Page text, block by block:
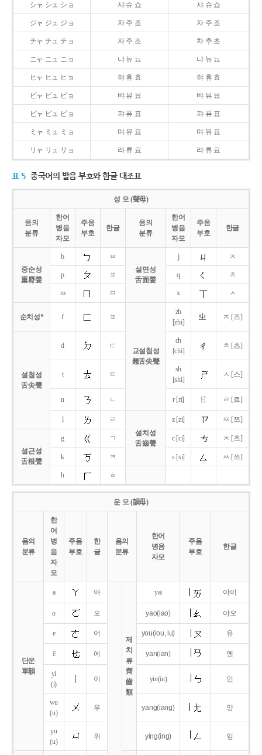
シャ シュ ショ 샤 슈 쇼 샤 슈 쇼
ジャ ジュ ジョ 자 주 조 자 주 조
チャ チュ チョ 자 주 조 차 추 초
ニャ ニュ ニョ 냐 뉴 뇨 냐 뉴 뇨
ヒャ ヒュ ヒョ 햐 휴 효 햐 휴 효
ビャ ビュ ビョ 뱌 뷰 뵤 뱌 뷰 뵤
ピャ ピュ ピョ 퍄 퓨 표 퍄 퓨 표
ミャ ミュ ミョ 먀 뮤 묘 먀 뮤 묘
リャ リュ リョ 랴 류 료 랴 류 료
표 5 중국어의 발음 부호와 한글 대조표
성 모 (聲母)
음의
분류
한어
병음
자모
주음
부호
한글
음의
분류
한어
병음
자모
주음
부호
한글
중순성
重脣聲
b
ㅂ
설면성
舌面聲
j ㅈ
p ㅍ q ㅊ
m ㅁ x ㅅ
순치성* f ㅍ
교설첨성
翹舌尖聲
zh
[zhi]
ㅈ [즈]
설첨성
舌尖聲
d ㄷ
ch
[chi]
ㅊ [츠]
t ㅌ
sh
[shi]
ㅅ [스]
n ㄴ r [ri] ㄖ ㄹ [르]
l
ㄹ
설치성
舌齒聲
z [zi] ㅉ [쯔]
설근성
舌根聲
g ㄱ c [ci] ㅊ [츠]
k ㅋ s [si] ㅆ [쓰]
h ㅎ
운 모 (韻母)
음의
분류
한
어
병
음
자
모
주음
부호
한
글
음의
분류
한어
병음
자모
주음
부호
한글
단운
單韻
a 아
제
치
류
齊
齒
類
yai 야이
o 오 yao(iao) 야오
e 어 you(iou,iu) 유
ê 에 yan(ian) 옌
yi
(i)
이 yin(in) 인
wu
(u)
우 yang(iang) 양
yu
(u)
위 ying(ing) 잉